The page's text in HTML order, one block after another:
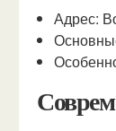
Адрес: